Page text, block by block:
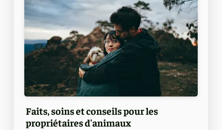
Faits, soins et conseils pour les
propriétaires d'animaux